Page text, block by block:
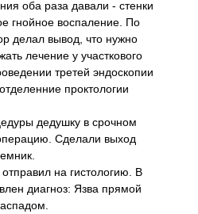
оба раза давали - стенки
гнойное воспаление. По
делал вывод, что нужно
лечение у участкового
третей эндоскопии
проктологии
дедушку в срочном
Сделали выход
на гистологию. В
диагноз: Язва прямой